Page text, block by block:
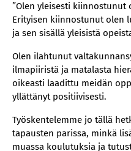
”Olen yleisesti kiinnostunut
Erityisen kiinnostunut olen
ja sen sisällä yleisistä
Olen ilahtunut
ilmapiiristä ja matalasta
oikeasti laadittu meidän
yllättänyt positiivisesti.
Työskentelemme jo tällä
tapausten parissa, minkä
muassa koulutuksia ja